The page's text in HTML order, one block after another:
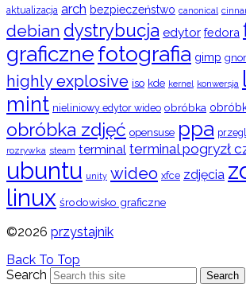
aktualizacja arch bezpieczeństwo canonical
debian dystrybucja edytor fedora
graficznefotografia gimp
highly explosive iso kde kernel konwersja
mint nieliniowy edytor wideo obróbka
obróbka zdjęć opensuse ppa
rozrywka steam terminal terminal pogryzł
ubuntu unity wideo xfce zdjęcia
linux środowisko graficzne
©2026 przystajnik
Back To Top
Search
Search